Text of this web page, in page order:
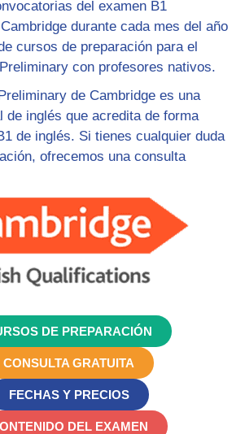
del examen B1
durante cada mes del año
cursos de preparación para el
con profesores nativos.
de Cambridge es una
de inglés que acredita de forma
de inglés. Si tienes cualquier duda
ofrecemos una consulta
DE PREPARACIÓN
CONSULTA GRATUITA
FECHAS Y PRECIOS
DEL EXAMEN